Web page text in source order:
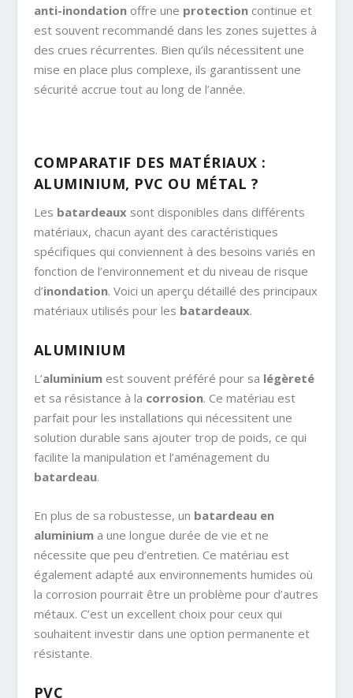
anti-inondationoffre une protectioncontinue et
est souvent recommandé dans les zones sujettes à
des crues récurrentes. Bien qu’ils nécessitent une
mise en place plus complexe, ils garantissent une
sécurité accrue tout au long de l’année.
COMPARATIF DES MATÉRIAUX :
ALUMINIUM, PVC OU MÉTAL ?
Les batardeauxsont disponibles dans différents
matériaux, chacun ayant des caractéristiques
spécifiques qui conviennent à des besoins variés en
fonction de l’environnement et du niveau de risque
d’inondation. Voici un aperçu détaillé des principaux
matériaux utilisés pour les batardeaux.
ALUMINIUM
L’aluminiumest souvent préféré pour sa légèreté
et sa résistance à la corrosion. Ce matériau est
parfait pour les installations qui nécessitent une
solution durable sans ajouter trop de poids, ce qui
facilite la manipulation et l’aménagement du
batardeau.
En plus de sa robustesse, un batardeau en
aluminiuma une longue durée de vie et ne
nécessite que peu d’entretien. Ce matériau est
également adapté aux environnements humides où
la corrosion pourrait être un problème pour d’autres
métaux. C’est un excellent choix pour ceux qui
souhaitent investir dans une option permanente et
résistante.
PVC